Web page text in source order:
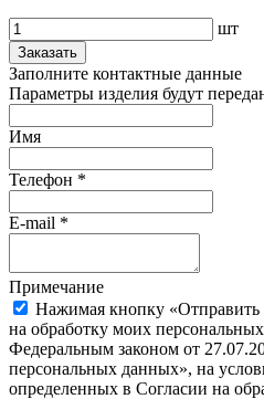
шт
Заказать
Заполните контактные данные
Параметры изделия будут
Имя
Телефон *
E-mail *
Примечание
Нажимая кнопку «Отправить
на обработку моих
Федеральным законом от
персональных данных», на
определенных в Согласии на